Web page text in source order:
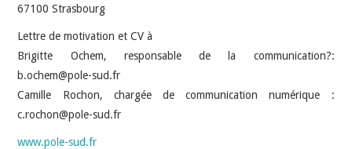
67100 Strasbourg
Lettre de motivation et CV à
Brigitte Ochem, responsable de la communication?:
b.ochem@pole-sud.fr
Camille Rochon, chargée de communication numérique :
c.rochon@pole-sud.fr
www.pole-sud.fr